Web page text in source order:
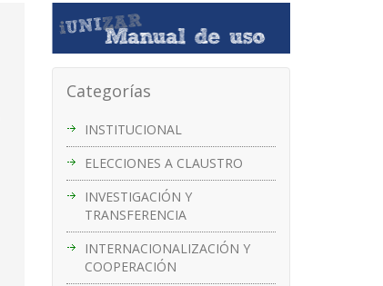
Categorías
INSTITUCIONAL
ELECCIONES A CLAUSTRO
INVESTIGACIÓN Y
TRANSFERENCIA
INTERNACIONALIZACIÓN Y
COOPERACIÓN